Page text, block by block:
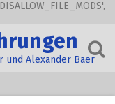
und Alexander Baer